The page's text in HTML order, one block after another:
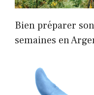
Bien préparer
semaines en